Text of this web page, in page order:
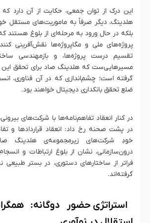
این درک از توان جمعی، حکایت از آن دارد
هلدینگ، دیگر صرفاً به ماموریت‌های مستقل
بلکه در حال ورود به مرحله‌ای از بلوغ هستند
پروژه‌های ملی و مگاپروژه‌ها نقش‌آفرینی
تقسیم درست پروژه‌ها، و بازمهندسی
مسیرهایی‌ست که هلدینگ صاد برای تحقق
گرفته است؛ چشم‌اندازی که در آن فناوری،
ضلع تحقق بانکداری دیجیتال خواهند بود.
در کنار انعقاد تفاهم‌نامه‌ها با شرکت‌های
در پشت صحنه رخ داد: انعقاد قراردادها و
خودِ شرکت‌های زیرمجموعه‌ی هلدینگ
درون‌سازمانی، نشان از بلوغ ارتباطات و
فراتر از ساختارهای دستوری، در بستر
گرفته‌اند.
استراتژی حضور دوگانه: